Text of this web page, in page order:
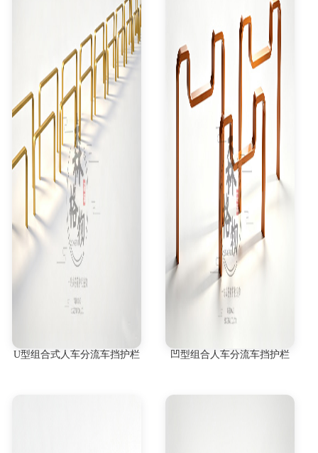
U型组合式人车分流车挡护栏 凹型组合人车分流车挡护栏